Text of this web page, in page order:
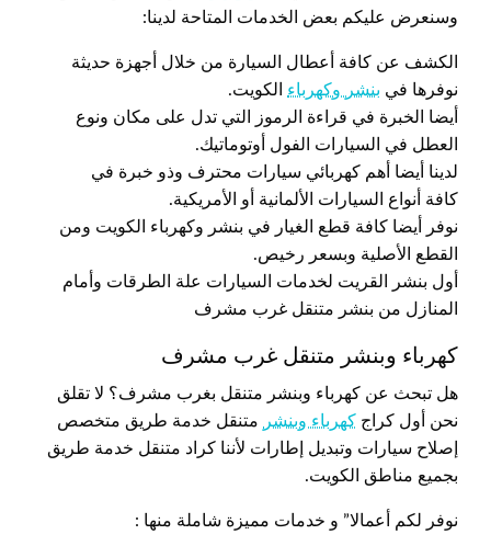
وسنعرض عليكم بعض الخدمات المتاحة لدينا:
الكشف عن كافة أعطال السيارة من خلال أجهزة حديثة
نوفرها في بنشر وكهرباء الكويت.
أيضا الخبرة في قراءة الرموز التي تدل على مكان ونوع
العطل في السيارات الفول أوتوماتيك.
لدينا أيضا أهم كهربائي سيارات محترف وذو خبرة في
كافة أنواع السيارات الألمانية أو الأمريكية.
نوفر أيضا كافة قطع الغيار في بنشر وكهرباء الكويت ومن
القطع الأصلية وبسعر رخيص.
أول بنشر القريت لخدمات السيارات علة الطرقات وأمام
المنازل من بنشر متنقل غرب مشرف
كهرباء وبنشر متنقل غرب مشرف
هل تبحث عن كهرباء وبنشر متنقل بغرب مشرف؟ لا تقلق
نحن أول كراج كهرباء وبنشر
متنقل خدمة طريق متخصص
إصلاح سيارات وتبديل إطارات لأننا كراد متنقل خدمة طريق
بجميع مناطق الكويت.
نوفر لكم أعمالا” و خدمات مميزة شاملة منها :